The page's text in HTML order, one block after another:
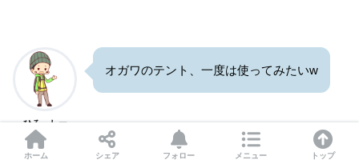
ひろっしー
オガワのテント、一度は使ってみたいw
ホーム シェア フォロー メニュー トップ